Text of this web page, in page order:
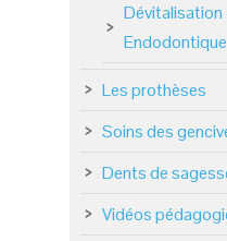
Endodontique
Les prothèses
Soins des
Dents de
Vidéos